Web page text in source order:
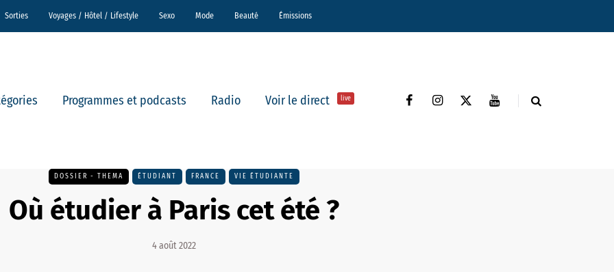
Sorties Voyages / Hôtel / Lifestyle Sexo Mode Beauté Émissions
Programmes et podcasts Radio Voir le direct live
DOSSIER - THEMA ÉTUDIANT FRANCE VIE ÉTUDIANTE
Où étudier à Paris cet été ?
4 août 2022